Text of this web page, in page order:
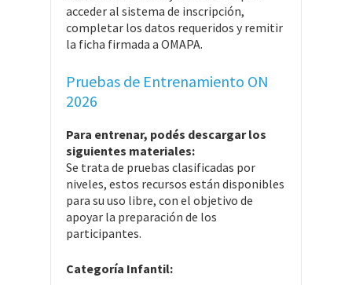
acceder al sistema de inscripción,
completar los datos requeridos y remitir
la ficha firmada a OMAPA.
Pruebas de Entrenamiento ON
2026
Para entrenar, podés descargar los
siguientes materiales:
Se trata de pruebas clasificadas por
niveles, estos recursos están disponibles
para su uso libre, con el objetivo de
apoyar la preparación de los
participantes.
Categoría Infantil: